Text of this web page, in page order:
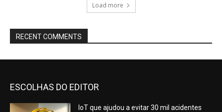
Load more
RECENT COMMENTS
ESCOLHAS DO EDITOR
IoT que ajudou a evitar 30 mil acidentes